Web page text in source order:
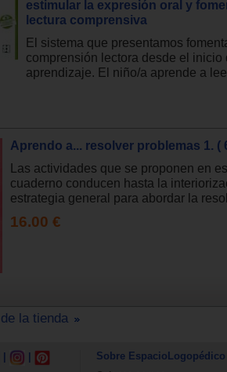
estimular la expresión oral y
lectura comprensiva
El sistema que presentamos
comprensión lectora desde el inicio
aprendizaje. El niño/a aprende a
Aprendo a... resolver problemas 1. (
Las actividades que se proponen en
cuaderno conducen hasta la
estrategia general para abordar la
16.00 €
la tienda
Sobre EspacioLogopédico